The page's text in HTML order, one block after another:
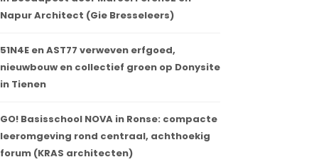
Napur Architect (Gie Bresseleers)
51N4E en AST77 verweven erfgoed,
nieuwbouw en collectief groen op Donysite
in Tienen
GO! Basisschool NOVA in Ronse: compacte
leeromgeving rond centraal, achthoekig
forum (KRAS architecten)